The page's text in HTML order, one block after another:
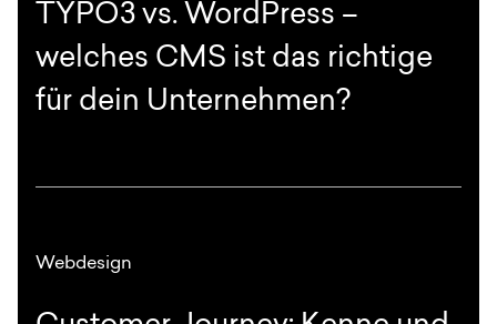
TYPO3 vs. WordPress –
welches CMS ist das richtige
für dein Unternehmen?
Webdesign